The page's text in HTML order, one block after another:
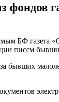
БФ газета
писем
бывших